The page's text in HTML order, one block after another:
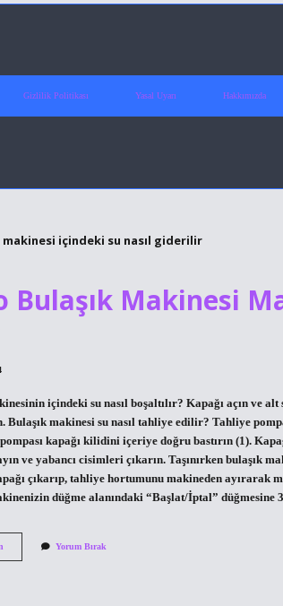
Gizlilik Politikası Yasal Uyarı Hakkımızda
makinesi içindeki su nasıl giderilir
Bulaşık Makinesi
içindeki su nasıl boşaltılır? Kapağı açın ve
Bulaşık makinesi su nasıl tahliye edilir? Tahliye
kapağı kilidini içeriye doğru bastırın (1).
ve yabancı cisimleri çıkarın. Taşınırken bulaşık
çıkarıp, tahliye hortumunu makineden
düğme alanındaki “Başlat/İptal” düğmesine
Bulaşık
Yorum Bırak